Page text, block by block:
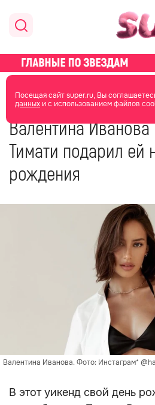
Посещая сайт super.ru, Вы
данныхи с использованием файлов
главная новости о звездах
Валентина Иванова
Тимати подарил ей
рождения
Валентина Иванова. Фото: Инстаграм*
В этот уикенд свой день